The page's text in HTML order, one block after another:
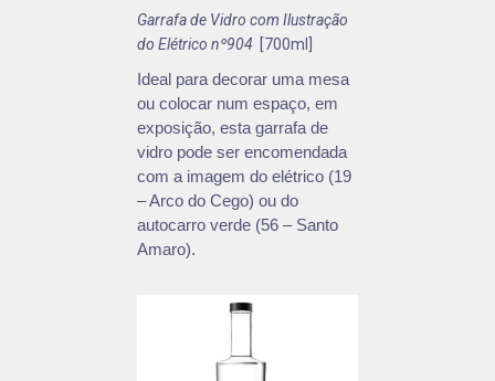
Garrafa de Vidro com Ilustração
do Elétrico nº904
[700ml]
Ideal para decorar uma mesa
ou colocar num espaço, em
exposição, esta garrafa de
vidro pode ser encomendada
com a imagem do elétrico (19
– Arco do Cego) ou do
autocarro verde (56 – Santo
Amaro).